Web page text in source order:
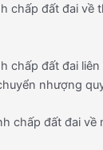
chấp đất đai về
chấp đất đai
nhượng
chấp đất đai